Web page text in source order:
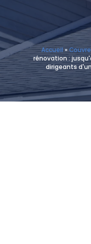
Accueil»
rénovation :
dirigeants